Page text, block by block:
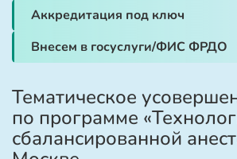
Аккредитация под ключ
Внесем в госуслуги/ФИС ФРДО
Тематическое
по программе
сбалансированной